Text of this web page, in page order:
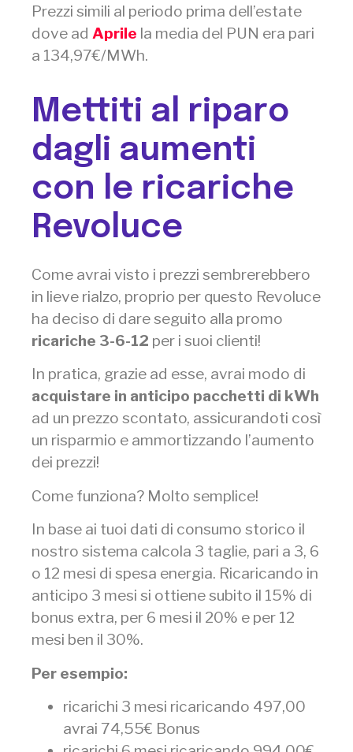
Prezzi simili al periodo prima dell’estate
dove ad Aprile la media del PUN era pari
a 134,97€/MWh.
Mettiti al riparo
dagli aumenti
con le ricariche
Revoluce
Come avrai visto i prezzi sembrerebbero
in lieve rialzo, proprio per questo Revoluce
ha deciso di dare seguito alla promo
ricariche 3-6-12 per i suoi clienti!
In pratica, grazie ad esse, avrai modo di
acquistare in anticipo pacchetti di kWh
ad un prezzo scontato, assicurandoti così
un risparmio e ammortizzando l’aumento
dei prezzi!
Come funziona? Molto semplice!
In base ai tuoi dati di consumo storico il
nostro sistema calcola 3 taglie, pari a 3, 6
o 12 mesi di spesa energia. Ricaricando in
anticipo 3 mesi si ottiene subito il 15% di
bonus extra, per 6 mesi il 20% e per 12
mesi ben il 30%.
Per esempio:
ricarichi 3 mesi ricaricando 497,00
avrai 74,55€ Bonus